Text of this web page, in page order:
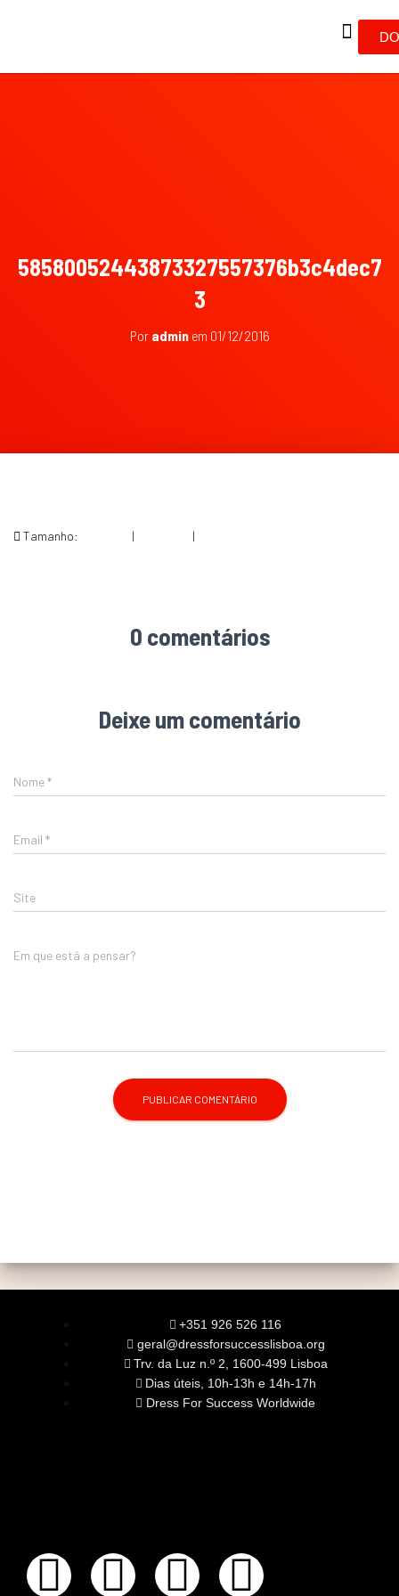
58580052443873327557376b3c4dec7
3
Por adminem 01/12/2016
Tamanho: | |
0 comentários
Deixe um comentário
Nome*
Email *
Site
Em que está a pensar?
+351 926 526 116
geral@dressforsuccesslisboa.org
Trv. da Luz n.º 2, 1600-499 Lisboa
Dias úteis, 10h-13h e 14h-17h
Dress For Success Worldwide